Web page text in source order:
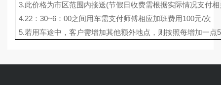
3.此价格为市区范围内接送(节假日收费需根据实际情况支付
4.22 ：30~6 ：00之间用车需支付师傅相应加班费用100元/次
5.若用车途中，客户需增加其他额外地点，则按照每增加一点